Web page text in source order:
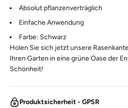
Absolut pflanzenverträglich
Einfache Anwendung
Farbe: Schwarz
Holen Sie sich jetzt unsere
Ihren Garten in eine grüne Oase der
Schönheit!
Produktsicherheit - GPSR